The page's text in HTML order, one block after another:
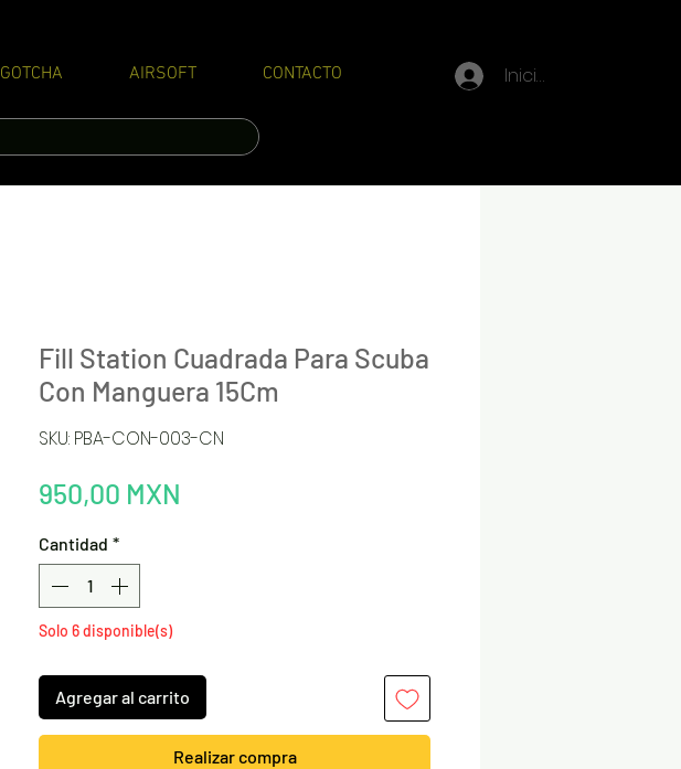
GOTCHA AIRSOFT CONTACTO Iniciar sesión
Fill Station Cuadrada Para Scuba
Con Manguera 15Cm
SKU: PBA-CON-003-CN
950,00 MXN
Cantidad *
Solo 6 disponible(s)
Agregar al carrito
Realizar compra